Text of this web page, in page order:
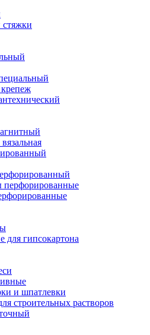
перфорированные
гипсокартона
и шпатлевки
строительных растворов